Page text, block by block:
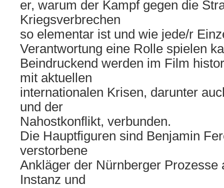
er, warum der Kampf gegen die
Kriegsverbrechen
so elementar ist und wie jede/r
Verantwortung eine Rolle spielen
Beindruckend werden im Film
mit aktuellen
internationalen Krisen, darunter
und der
Nahostkonflikt, verbunden.
Die Hauptfiguren sind Benjamin
verstorbene
Ankläger der Nürnberger Prozesse
Instanz und